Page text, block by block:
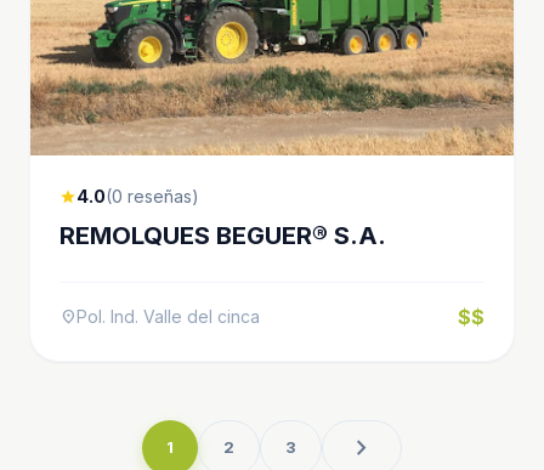
star4.0(0 reseñas)
REMOLQUES BEGUER® S.A.
location_onPol. Ind. Valle del cinca $$
1 2 3 chevron_right